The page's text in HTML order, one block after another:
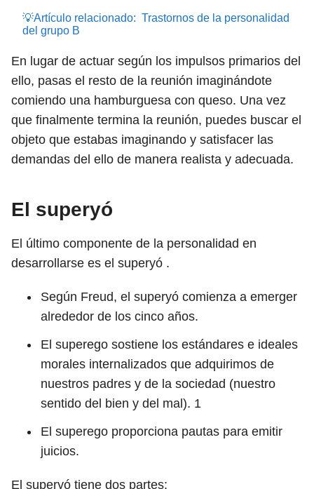
💡Artículo relacionado: Trastornos de la personalidad
del grupo B
En lugar de actuar según los impulsos primarios del
ello, pasas el resto de la reunión imaginándote
comiendo una hamburguesa con queso. Una vez
que finalmente termina la reunión, puedes buscar el
objeto que estabas imaginando y satisfacer las
demandas del ello de manera realista y adecuada.
El superyó
El último componente de la personalidad en
desarrollarse es el superyó .
Según Freud, el superyó comienza a emerger
alrededor de los cinco años.
El superego sostiene los estándares e ideales
morales internalizados que adquirimos de
nuestros padres y de la sociedad (nuestro
sentido del bien y del mal). 1
El superego proporciona pautas para emitir
juicios.
El superyó tiene dos partes: